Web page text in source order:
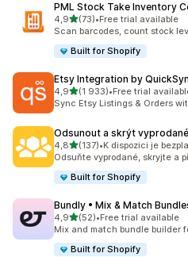
PML Stock Take Inventory
4,9z 5 hvězd
(73)
Celkový počet recenzí: 73
•Free trial available
Scan barcodes, count stock
Built for Shopify
Etsy Integration by
4,9z 5 hvězd
(1 933)
Celkový počet recenzí: 1933
•Free trial
Sync Etsy Listings & Orders
Odsunout a skrýt
4,8z 5 hvězd
(137)
Celkový počet recenzí: 137
•K dispozici je
Odsuňte vyprodané, skryjte a
Built for Shopify
Bundly • Mix & Match
4,9z 5 hvězd
(52)
Celkový počet recenzí: 52
•Free trial available
Mix and match bundle builder
Built for Shopify